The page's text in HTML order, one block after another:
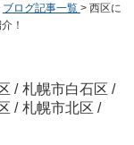
ブログ記事一覧 > 西区に
！
/ 札幌市白石区 /
/ 札幌市北区 /